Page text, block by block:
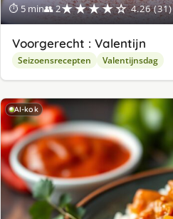
⏱ 5 min👥 2★★★★☆ 4.26 (31)
Voorgerecht : Valentijn
Seizoensrecepten Valentijnsdag
AI-kok